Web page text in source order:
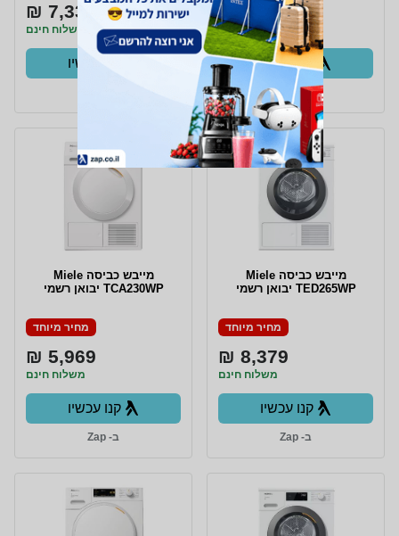
5,987 ₪
משלוח חינם
קנו עכשיו
ב- Zap
7,336 ₪
משלוח חינם
קנו עכשיו
מייבש כביסה Miele
TED265WP יבואן רשמי
מחיר מיוחד
8,379 ₪
משלוח חינם
קנו עכשיו
ב- Zap
מייבש כביסה Miele
TCA230WP יבואן רשמי
מחיר מיוחד
5,969 ₪
משלוח חינם
קנו עכשיו
ב- Zap